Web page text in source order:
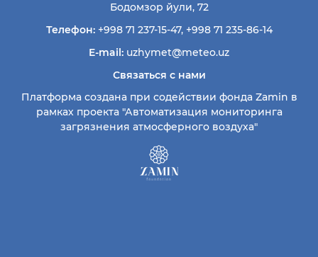
Бодомзор йули, 72
Телефон: +998 71 237-15-47, +998 71 235-86-14
E-mail: uzhymet@meteo.uz
Связаться с нами
Платформа создана при содействии фонда Zamin в
рамках проекта "Автоматизация мониторинга
загрязнения атмосферного воздуха"